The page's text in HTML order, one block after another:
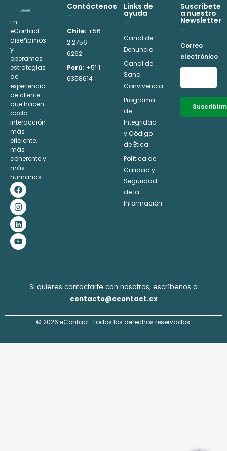
En
eContact
diseñamos
y
operamos
estrategias
de
experiencia
de cliente
que hacen
cada
interacción
más
eficiente,
más
coherente y
más
humanas.
F
a
c
e
b
o
o
k
I
n
s
t
a
g
r
a
m
L
i
n
k
e
d
i
n
Y
o
u
t
u
b
e
Contáctenos
Chile: +56
2 2756
6262
Perú: +51 1
6358614
Links de
ayuda
Canal de
Denuncia
Canal de
Sana
Convivencia
Programa
de
Integridad
y Código
de Ética
Política de
Calidad y
Seguridad
de la
Información
Suscríbete
a nuestro
Newsletter
Correo
electrónico
Si quieres contactarte con nosotros, escríbenos a
contacto@econtact.cx
© 2026 eContact. Todos los derechos reservados.